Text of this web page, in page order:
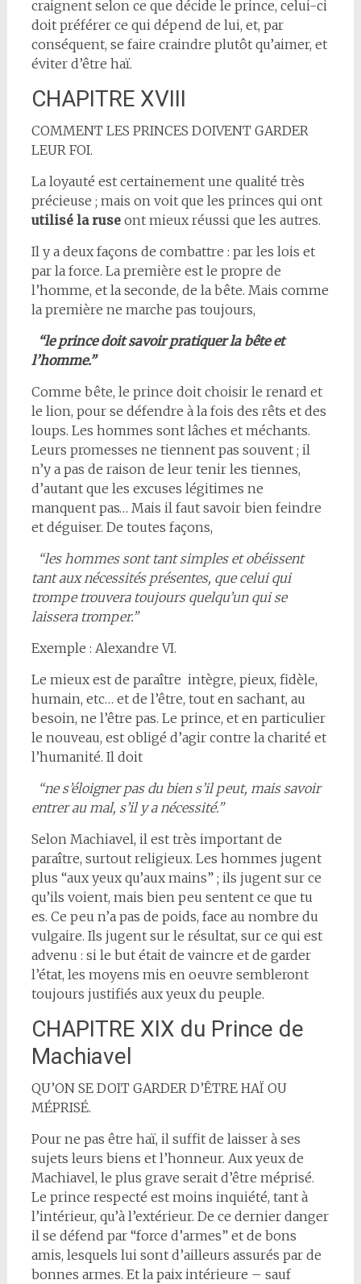
craignent selon ce que décide le prince, celui-ci
doit préférer ce qui dépend de lui, et, par
conséquent, se faire craindre plutôt qu’aimer, et
éviter d’être haï.
CHAPITRE XVIII
COMMENT LES PRINCES DOIVENT GARDER
LEUR FOI.
La loyauté est certainement une qualité très
précieuse ; mais on voit que les princes qui ont
utilisé la ruseont mieux réussi que les autres.
Il y a deux façons de combattre : par les lois et
par la force. La première est le propre de
l’homme, et la seconde, de la bête. Mais comme
la première ne marche pas toujours,
“le prince doit savoir pratiquer la bête et
l’homme.”
Comme bête, le prince doit choisir le renard et
le lion, pour se défendre à la fois des rêts et des
loups. Les hommes sont lâches et méchants.
Leurs promesses ne tiennent pas souvent ; il
n’y a pas de raison de leur tenir les tiennes,
d’autant que les excuses légitimes ne
manquent pas… Mais il faut savoir bien feindre
et déguiser. De toutes façons,
“les hommes sont tant simples et obéissent
tant aux nécessités présentes, que celui qui
trompe trouvera toujours quelqu’un qui se
laissera tromper.”
Exemple : Alexandre VI.
Le mieux est de paraître intègre, pieux, fidèle,
humain, etc… et de l’être, tout en sachant, au
besoin, ne l’être pas. Le prince, et en particulier
le nouveau, est obligé d’agir contre la charité et
l’humanité. Il doit
“ne s’éloigner pas du bien s’il peut, mais savoir
entrer au mal, s’il y a nécessité.”
Selon Machiavel, il est très important de
paraître, surtout religieux. Les hommes jugent
plus “aux yeux qu’aux mains” ; ils jugent sur ce
qu’ils voient, mais bien peu sentent ce que tu
es. Ce peu n’a pas de poids, face au nombre du
vulgaire. Ils jugent sur le résultat, sur ce qui est
advenu : si le but était de vaincre et de garder
l’état, les moyens mis en oeuvre sembleront
toujours justifiés aux yeux du peuple.
CHAPITRE XIX du Prince de
Machiavel
QU’ON SE DOIT GARDER D’ÊTRE HAÏ OU
MÉPRISÉ.
Pour ne pas être haï, il suffit de laisser à ses
sujets leurs biens et l’honneur. Aux yeux de
Machiavel, le plus grave serait d’être méprisé.
Le prince respecté est moins inquiété, tant à
l’intérieur, qu’à l’extérieur. De ce dernier danger
il se défend par “force d’armes” et de bons
amis, lesquels lui sont d’ailleurs assurés par de
bonnes armes. Et la paix intérieure – sauf